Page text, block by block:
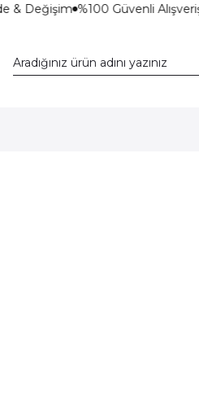
& Değişim %100 Güvenli Alışveriş